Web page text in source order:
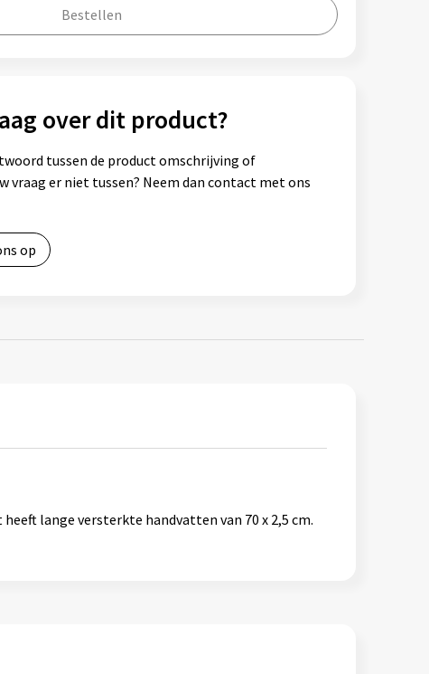
Bestellen
over dit product?
tussen de product omschrijving of
vraag er niet tussen? Neem dan contact met ons
op
lange versterkte handvatten van 70 x 2,5 cm.